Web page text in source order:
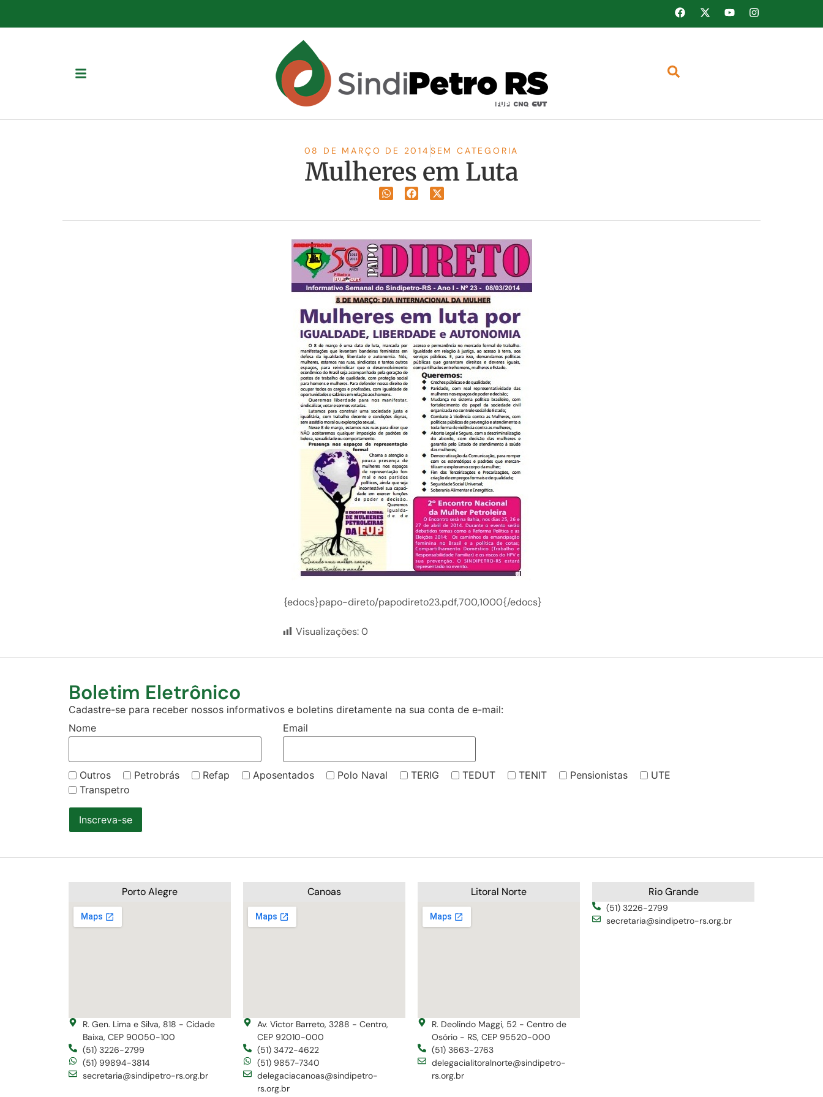
08 DE MARÇO DE 2014 SEM CATEGORIA
Mulheres em Luta
{edocs}papo-direto/papodireto23.pdf,700,1000{/edocs}
Visualizações:0
Boletim Eletrônico
Cadastre-se para receber nossos informativos e boletins diretamente na sua conta de e-mail:
Nome
Email
Outros Petrobrás Refap Aposentados Polo Naval TERIG TEDUT TENIT Pensionistas
UTE
Transpetro
Inscreva-se
Porto Alegre
R. Gen. Lima e Silva, 818 - Cidade
Baixa, CEP 90050-100
(51) 3226-2799
(51) 99894-3814
secretaria@sindipetro-rs.org.br
Canoas
Av. Victor Barreto, 3288 - Centro,
CEP 92010-000
(51) 3472-4622
(51) 9857-7340
delegaciacanoas@sindipetro-
rs.org.br
Litoral Norte
R. Deolindo Maggi, 52 - Centro de
Osório - RS, CEP 95520-000
(51) 3663-2763
delegacialitoralnorte@sindipetro-
rs.org.br
Rio Grande
(51) 3226-2799
secretaria@sindipetro-rs.org.br